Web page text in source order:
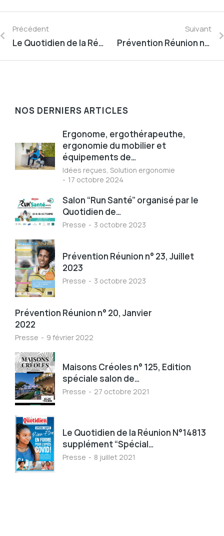
Précédent
Le Quotidien de la Réunion N°14813 supplément “Spécial Santé” Juin-Juillet 2021
Suivant
Prévention Réunion n° 20, Janvier 2022
NOS DERNIERS ARTICLES
Ergonome, ergothérapeuthe,
ergonomie du mobilier et
équipements de…
Idées reçues, Solution ergonomie
17 octobre 2024
Salon “Run Santé” organisé par le
Quotidien de…
Presse 3 octobre 2023
Prévention Réunion n° 23, Juillet
2023
Presse 3 octobre 2023
Prévention Réunion n° 20, Janvier
2022
Presse 9 février 2022
Maisons Créoles n° 125, Edition
spéciale salon de…
Presse 27 octobre 2021
Le Quotidien de la Réunion N°14813
supplément “Spécial…
Presse 8 juillet 2021